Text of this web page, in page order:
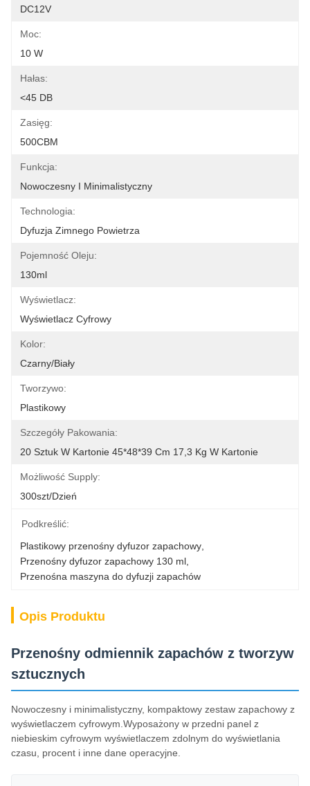
DC12V
Moc:
10 W
Hałas:
<45 DB
Zasięg:
500CBM
Funkcja:
Nowoczesny I Minimalistyczny
Technologia:
Dyfuzja Zimnego Powietrza
Pojemność Oleju:
130ml
Wyświetlacz:
Wyświetlacz Cyfrowy
Kolor:
Czarny/biały
Tworzywo:
Plastikowy
Szczegóły Pakowania:
20 Sztuk W Kartonie 45*48*39 Cm 17,3 Kg W Kartonie
Możliwość Supply:
300szt/dzień
Podkreślić:
Plastikowy przenośny dyfuzor zapachowy
Przenośny dyfuzor zapachowy 130 ml
Przenośna maszyna do dyfuzji zapachów
Opis Produktu
Przenośny odmiennik zapachów z tworzyw
sztucznych
Nowoczesny i minimalistyczny, kompaktowy zestaw zapachowy z
wyświetlaczem cyfrowym.Wyposażony w przedni panel z
niebieskim cyfrowym wyświetlaczem zdolnym do wyświetlania
czasu, procent i inne dane operacyjne.